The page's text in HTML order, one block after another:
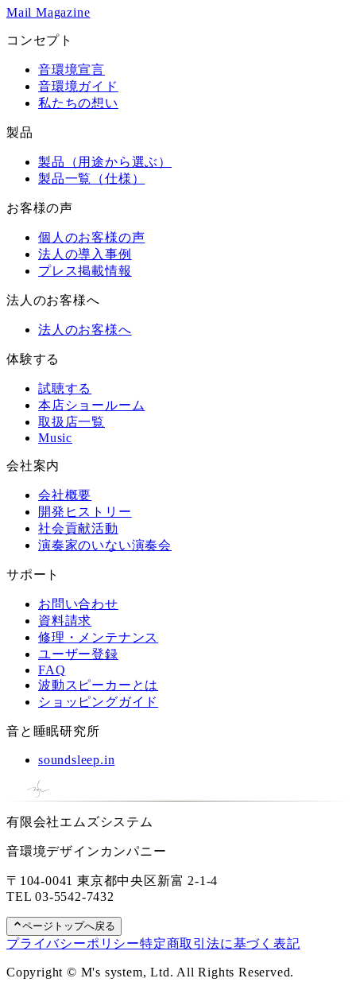
Mail Magazine
コンセプト
音環境宣言
音環境ガイド
私たちの想い
製品
製品（用途から選ぶ）
製品一覧（仕様）
お客様の声
個人のお客様の声
法人の導入事例
プレス掲載情報
法人のお客様へ
法人のお客様へ
体験する
試聴する
本店ショールーム
取扱店一覧
Music
会社案内
会社概要
開発ヒストリー
社会貢献活動
演奏家のいない演奏会
サポート
お問い合わせ
資料請求
修理・メンテナンス
ユーザー登録
FAQ
波動スピーカーとは
ショッピングガイド
音と睡眠研究所
soundsleep.in
有限会社エムズシステム
音環境デザインカンパニー
〒104-0041 東京都中央区新富 2-1-4
TEL03-5542-7432
ページトップへ戻る
プライバシーポリシー特定商取引法に基づく表記
Copyright © M's system, Ltd. All Rights Reserved.